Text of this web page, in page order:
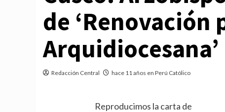
de ‘Renovación
Arquidiocesana’
Redacción Central hace 11 años en Perú Católico
Reproducimos la carta de